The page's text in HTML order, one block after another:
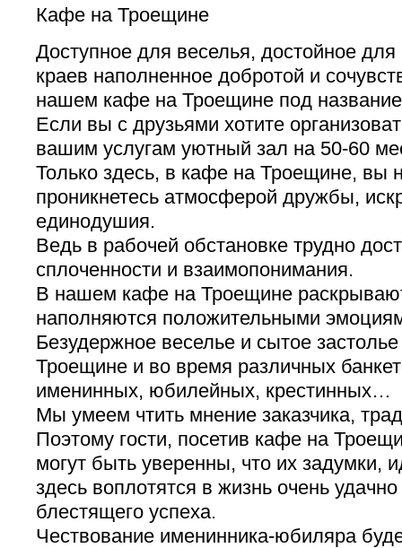
Кафе на Троещине
Доступное для веселья, достойное для
краев наполненное добротой и
нашем кафе на Троещине под
Если вы с друзьями хотите
вашим услугам уютный зал на 50-60
Только здесь, в кафе на Троещине, вы
проникнетесь атмосферой дружбы,
единодушия.
Ведь в рабочей обстановке трудно
сплоченности и взаимопонимания.
В нашем кафе на Троещине
наполняются положительными
Безудержное веселье и сытое
Троещине и во время различных
именинных, юбилейных, крестинных…
Мы умеем чтить мнение заказчика,
Поэтому гости, посетив кафе на
могут быть уверенны, что их задумки,
здесь воплотятся в жизнь очень удачно
блестящего успеха.
Чествование именинника-юбиляра